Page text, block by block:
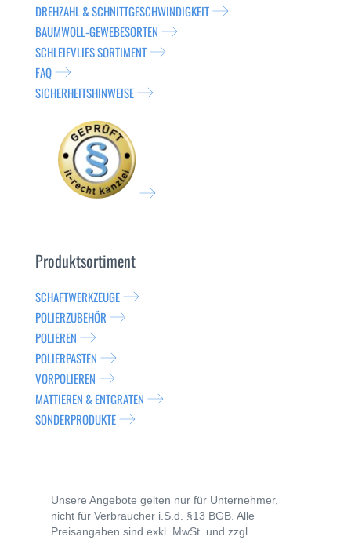
DREHZAHL & SCHNITTGESCHWINDIGKEIT
BAUMWOLL-GEWEBESORTEN
SCHLEIFVLIES SORTIMENT
FAQ
SICHERHEITSHINWEISE
Produktsortiment
SCHAFTWERKZEUGE
POLIERZUBEHÖR
POLIEREN
POLIERPASTEN
VORPOLIEREN
MATTIEREN & ENTGRATEN
SONDERPRODUKTE
Unsere Angebote gelten nur für Unternehmer,
nicht für Verbraucher i.S.d. §13 BGB. Alle
Preisangaben sind exkl. MwSt. und zzgl.